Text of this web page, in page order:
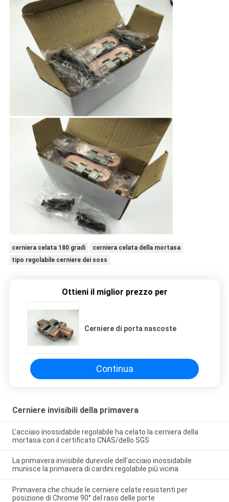
cerniera celata 180 gradi
cerniera celata della mortasa
tipo regolabile cerniere dei soss
Ottieni il miglior prezzo per
Cerniere di porta nascoste
Continua
Cerniere invisibili della primavera
L'acciaio inossidabile regolabile ha celato la cerniera della
mortasa con il certificato CNAS/dello SGS
La primavera invisibile durevole dell'acciaio inossidabile
munisce la primavera di cardini regolabile più vicina
Primavera che chiude le cerniere celate resistenti per
posizione di Chrome 90° del raso delle porte